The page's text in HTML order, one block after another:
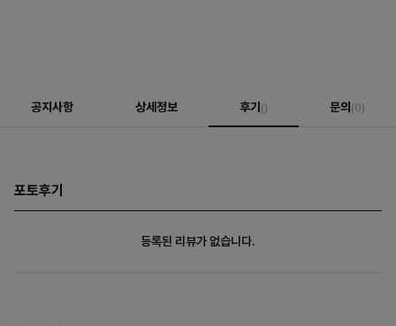
공지사항 상세정보 후기() 문의(0)
포토후기
등록된 리뷰가 없습니다.